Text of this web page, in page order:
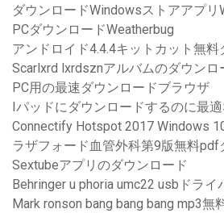
ダウンロードWindowsストアアプリ
PCダウンロードWeatherbug
アンドロイド4.4.4キットカット無料
Scarlxrd lxrdsznアルバムのダウンロ
PC用の最速ダウンロードブラウザ
Iパッドにダウンロードするのに最
Connectify Hotspot 2017 Windows
ラザフォード血管外科第9版無料pdf
Sextubeアプリのダウンロード
Behringer u phoria umc22 usbドラ
Mark ronson bang bang bang mp3無